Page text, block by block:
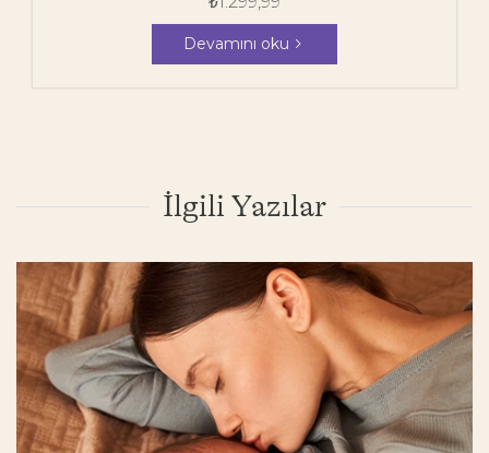
Devamını oku
İlgili Yazılar